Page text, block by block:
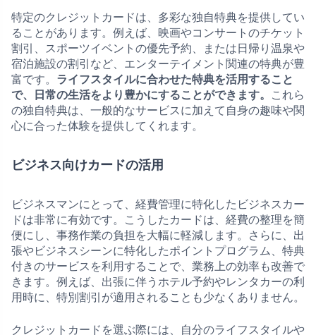
特定のクレジットカードは、多彩な独自特典を提供してい
ることがあります。例えば、映画やコンサートのチケット
割引、スポーツイベントの優先予約、または日帰り温泉や
宿泊施設の割引など、エンターテイメント関連の特典が豊
富です。 ライフスタイルに合わせた特典を活用すること
で、日常の生活をより豊かにすることができます。
これら
の独自特典は、一般的なサービスに加えて自身の趣味や関
心に合った体験を提供してくれます。
ビジネス向けカードの活用
ビジネスマンにとって、経費管理に特化したビジネスカー
ドは非常に有効です。こうしたカードは、経費の整理を簡
便にし、事務作業の負担を大幅に軽減します。さらに、出
張やビジネスシーンに特化したポイントプログラム、特典
付きのサービスを利用することで、業務上の効率も改善で
きます。例えば、出張に伴うホテル予約やレンタカーの利
用時に、特別割引が適用されることも少なくありません。
クレジットカードを選ぶ際には、自分のライフスタイルや